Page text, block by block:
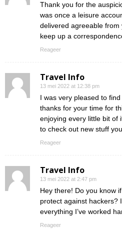
Thank you for the
was once a leisure
delivered agreeable from
keep up a
Reageer
Travel Info
13 mei 2022 at 12:38 pm
I was very pleased to
thanks for your time for
enjoying every little bit of
to check out new stuff
Reageer
Travel Info
13 mei 2022 at 2:47 pm
Hey there! Do you know
protect against hackers?
everything I’ve worked
Reageer